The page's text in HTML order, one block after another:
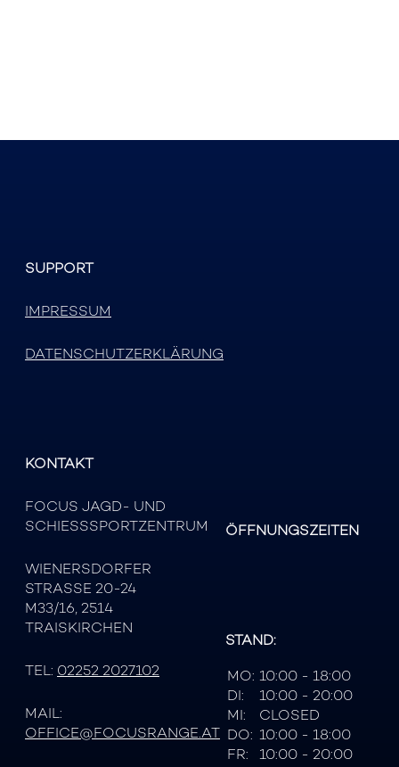
SUPPORT
IMPRESSUM
DATENSCHUTZERKLÄRUNG
KONTAKT
FOCUS JAGD- UND
SCHIESSSPORTZENTRUM
WIENERSDORFER
STRASSE 20-24
M33/16, 2514
TRAISKIRCHEN
TEL: 02252 2027102
MAIL:
OFFICE@FOCUSRANGE.AT
ÖFFNUNGSZEITEN
STAND:
MO: 10:00 - 18:00
DI:
10:00 - 20:00
MI:
CLOSED
DO: 10:00 - 18:00
FR:
10:00 - 20:00